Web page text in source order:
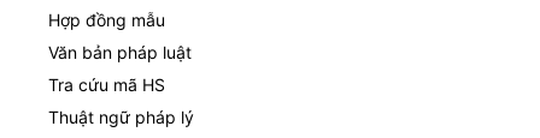
Hợp đồng mẫu
Văn bản pháp luật
Tra cứu mã HS
Thuật ngữ pháp lý